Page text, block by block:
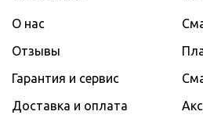
О нас
Отзывы
Гарантия и сервис
Доставка и оплата